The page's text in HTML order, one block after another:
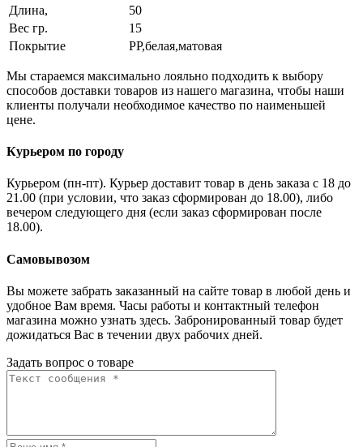
Длина,
50
Вес гр.
15
Покрытие
PP,белая,матовая
Мы стараемся максимально лояльно подходить к выбору
способов доставки товаров из нашего магазина, чтобы наши
клиенты получали необходимое качество по наименьшей
цене.
Курьером по городу
Курьером (пн-пт). Курьер доставит товар в день заказа с 18 до
21.00 (при условии, что заказ сформирован до 18.00), либо
вечером следующего дня (если заказ сформирован после
18.00).
Самовывозом
Вы можете забрать заказанный на сайте товар в любой день и
удобное Вам время. Часы работы и контактный телефон
магазина можно узнать здесь. Забронированный товар будет
дожидаться Вас в течении двух рабочих дней.
Задать вопрос о товаре